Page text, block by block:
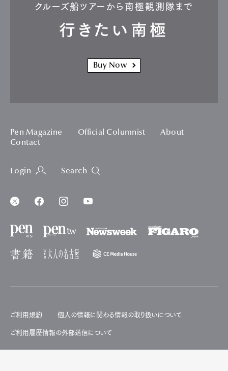
クルーズ船ツアーから南極観測隊まで
行きたい南極
Buy Now
Pen Magazine Official Columnist
About
Contact
Login Search
ご利用規約 個人の情報に関わる情報の取り扱いについて
ご利用履歴情報の外部送信について